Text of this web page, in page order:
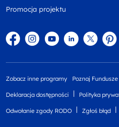
Promocja projektu
FacebookInstagram
YouTubeLinkedintwitter
Zobacz inne programy Poznaj
Deklaracja dostępności Polityka
Odwołanie zgody RODO Zgłoś błąd